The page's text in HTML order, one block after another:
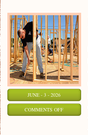
JUNE - 3 - 2026
COMMENTS OFFON